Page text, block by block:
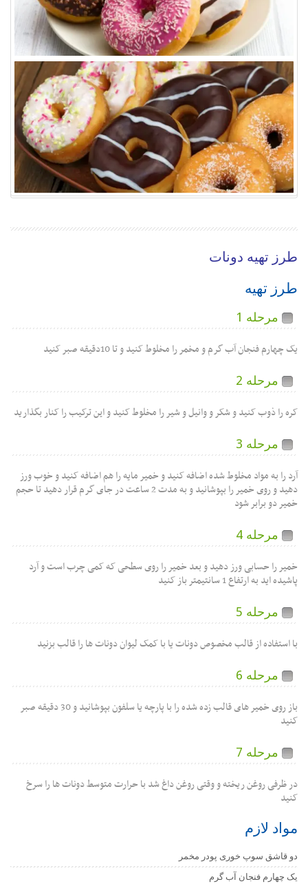
طرز تهیه دونات
طرز تهیه
مرحله 1
یک چهارم فنجان آب گرم و مخمر را مخلوط کنید و تا 10دقیقه صبر کنید
مرحله 2
کره را ذوب کنید و شکر و وانیل و شیر را مخلوط کنید و این ترکیب را کنار بگذارید
مرحله 3
آرد را به مواد مخلوط شده اضافه کنید و خمیر مایه را هم اضافه کنید و خوب ورز
دهید و روی خمیر را بپوشانید و به مدت 2 ساعت در جای گرم قرار دهید تا حجم
خمیر دو برابر شود
مرحله 4
خمیر را حسابی ورز دهید و بعد خمیر را روی سطحی که کمی چرب است و آرد
پاشیده اید به ارتفاع 1 سانتیمتر باز کنید
مرحله 5
با استفاده از قالب مخصوص دونات یا با کمک لیوان دونات ها را قالب بزنید
مرحله 6
باز روی خمیر های قالب زده شده را با پارچه یا سلفون بپوشانید و 30 دقیقه صبر
کنید
مرحله 7
در ظرفی روغن ریخته و وقتی روغن داغ شد با حرارت متوسط دونات ها را سرخ
کنید
مواد لازم
دو قاشق سوپ خوری پودر مخمر
یک چهارم فنجان آب گرم